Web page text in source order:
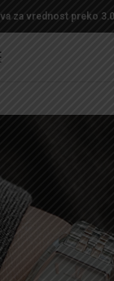
za vrednost preko